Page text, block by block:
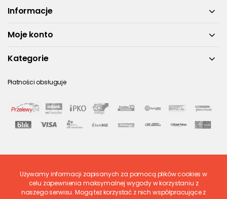
Informacje
Moje konto
Kategorie
Płatności obsługuje
Ostatnio ocenione
Używamy informacji zapisanych za pomocą plików cookies w
celu zapewnienia maksymalnej wygody w korzystaniu z
naszego serwisu. Mogą też korzystać z nich współpracujące z